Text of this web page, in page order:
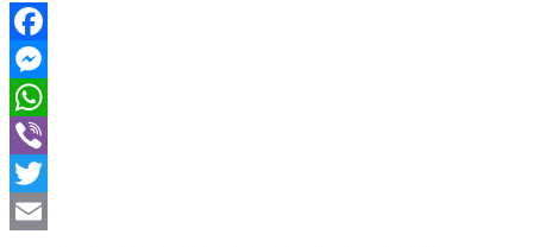
Facebook
Messenger
WhatsApp
Viber
Twitter